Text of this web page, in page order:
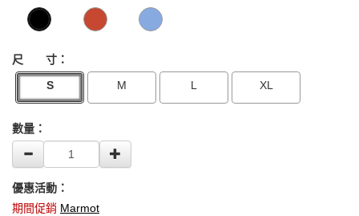
尺 寸：
S
M L XL
數量：
優惠活動：
期間促銷 Marmot